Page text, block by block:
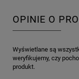
OPINIE O
Wyświetlane są
weryfikujemy, czy
produkt.